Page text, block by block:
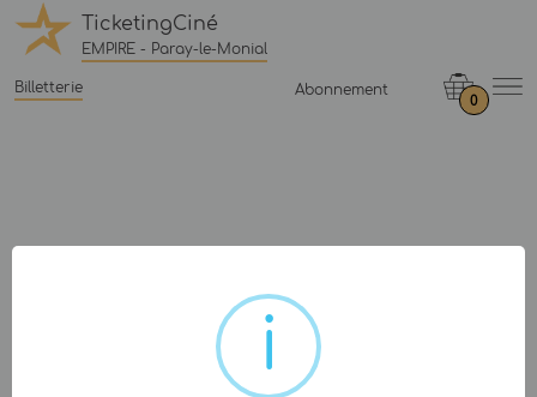
TicketingCiné
EMPIRE - Paray-le-Monial
Billetterie Abonnement
0